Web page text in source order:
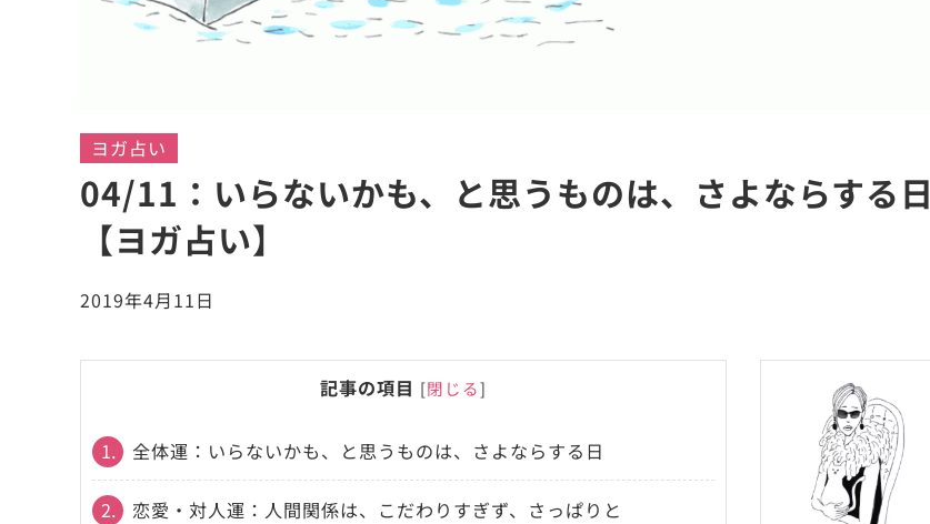
ヨガ占い
04/11：いらないかも、と思うものは、さよならする日
【ヨガ占い】
2019年4月11日
記事の項目 [閉じる]
1. 全体運：いらないかも、と思うものは、さよならする日
2. 恋愛・対人運：人間関係は、こだわりすぎず、さっぱりと